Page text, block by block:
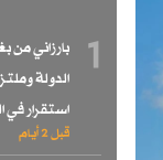
1
بارزاني من
الدولة
استقرار في
قبل 2 أيام